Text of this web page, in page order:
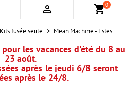
 shopping_cart0
Kits fusée seule Mean Machine - Estes
les vacances d'été du 8 au
23 août.
après le jeudi 6/8 seront
après le 24/8.
Créer une liste d'envies
Annuler Connexion